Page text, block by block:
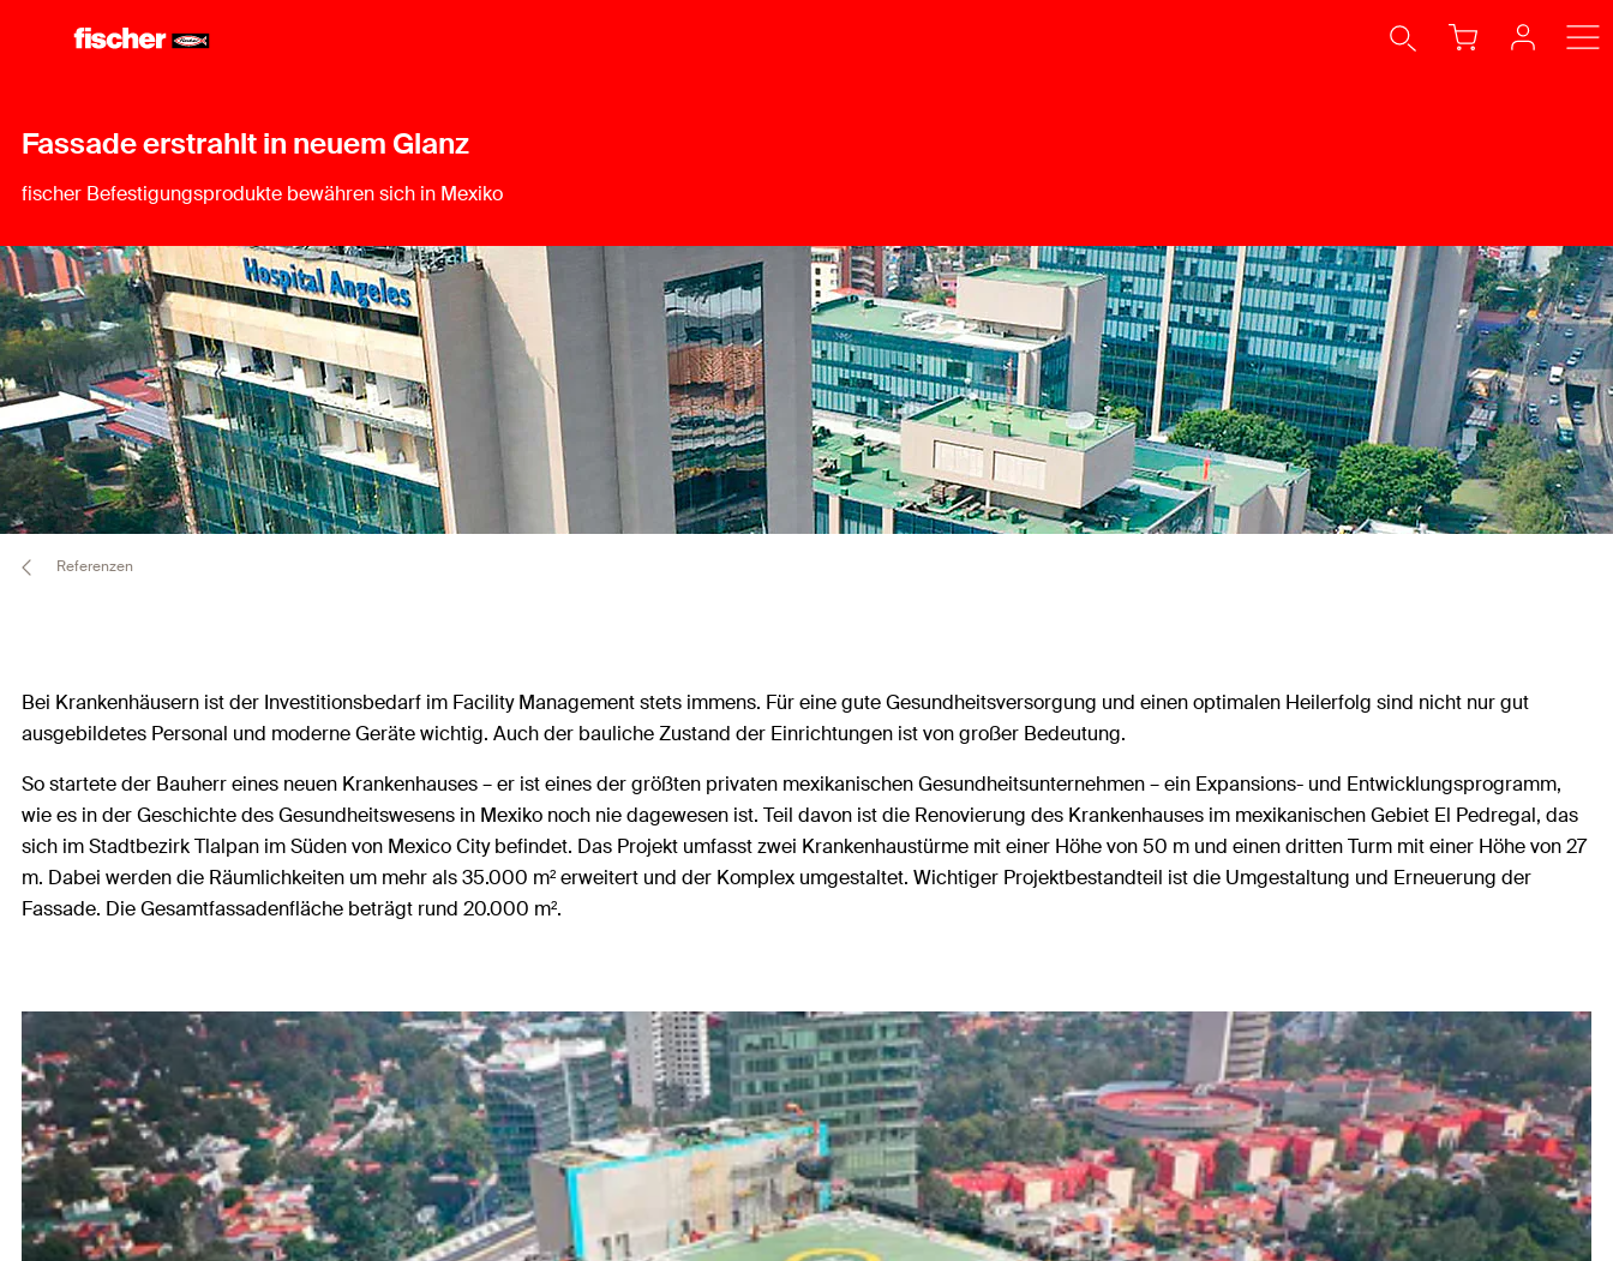
Fassade erstrahlt in neuem Glanz
fischer Befestigungsprodukte bewähren sich in Mexiko
Referenzen
Bei Krankenhäusern ist der Investitionsbedarf im Facility Management stets immens. Für eine gute Gesundheitsversorgung und einen optimalen Heilerfolg sind nicht nur gut
ausgebildetes Personal und moderne Geräte wichtig. Auch der bauliche Zustand der Einrichtungen ist von großer Bedeutung.
So startete der Bauherr eines neuen Krankenhauses – er ist eines der größten privaten mexikanischen Gesundheitsunternehmen – ein Expansions- und Entwicklungsprogramm,
wie es in der Geschichte des Gesundheitswesens in Mexiko noch nie dagewesen ist. Teil davon ist die Renovierung des Krankenhauses im mexikanischen Gebiet El Pedregal, das
sich im Stadtbezirk Tlalpan im Süden von Mexico City befindet. Das Projekt umfasst zwei Krankenhaustürme mit einer Höhe von 50 m und einen dritten Turm mit einer Höhe von 27
m. Dabei werden die Räumlichkeiten um mehr als 35.000 m² erweitert und der Komplex umgestaltet. Wichtiger Projektbestandteil ist die Umgestaltung und Erneuerung der
Fassade. Die Gesamtfassadenfläche beträgt rund 20.000 m².